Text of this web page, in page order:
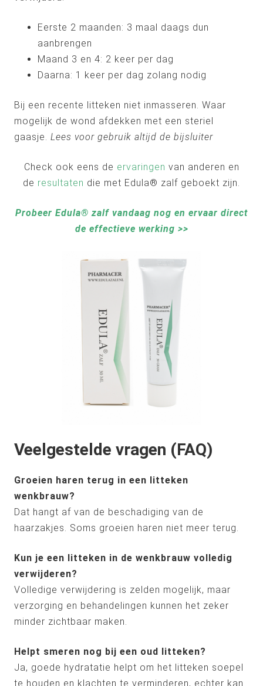
Eerste 2 maanden: 3 maal daags dun
aanbrengen
Maand 3 en 4: 2 keer per dag
Daarna: 1 keer per dag zolang nodig
Bij een recente litteken niet inmasseren. Waar
mogelijk de wond afdekken met een steriel
gaasje. Lees voor gebruik altijd de bijsluiter
Check ook eens de ervaringen van anderen en
de resultaten die met Edula® zalf geboekt zijn.
Probeer Edula® zalf vandaag nog en ervaar direct
de effectieve werking >>
Veelgestelde vragen (FAQ)
Groeien haren terug in een litteken
wenkbrauw?
Dat hangt af van de beschadiging van de
haarzakjes. Soms groeien haren niet meer terug.
Kun je een litteken in de wenkbrauw volledig
verwijderen?
Volledige verwijdering is zelden mogelijk, maar
verzorging en behandelingen kunnen het zeker
minder zichtbaar maken.
Helpt smeren nog bij een oud litteken?
Ja, goede hydratatie helpt om het litteken soepel
te houden en klachten te verminderen, echter kan